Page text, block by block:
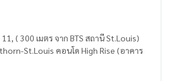
( 300 เมตร จาก BTS สถานี St.Louis)
St.Louis คอนโด High Rise (อาคาร